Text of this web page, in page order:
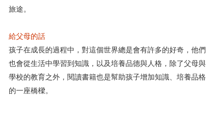
旅途。
給父母的話
孩子在成長的過程中，對這個世界總是會有許多的好奇，他們
也會從生活中學習到知識，以及培養品德與人格，除了父母與
學校的教育之外，閱讀書籍也是幫助孩子增加知識、培養品格
的一座橋樑。